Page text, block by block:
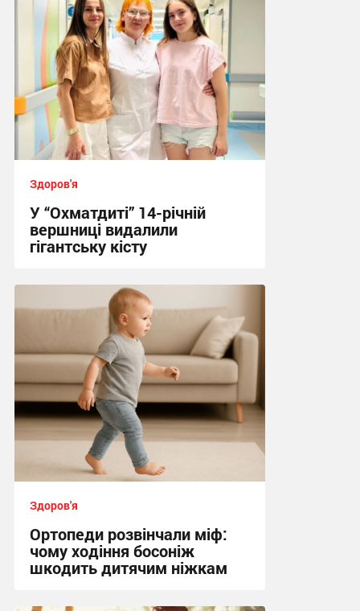
Здоров'я
У “Охматдиті” 14-річній
вершниці видалили
гігантську кісту
06:20 сьогодні
Здоров'я
Ортопеди розвінчали міф:
чому ходіння босоніж
шкодить дитячим ніжкам